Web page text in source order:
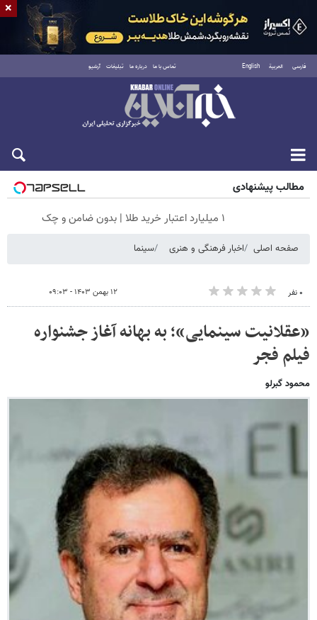
فارسی العربية English تماس با ما درباره ما تبلیغات آرشیو
جمعه ۱۶ مرداد ۱۴۰۵
مطالب پیشنهادی
۱ میلیارد اعتبار خرید طلا | بدون ضامن و چک
صفحه اصلی اخبار فرهنگی و هنری سینما
۰ نفر ۱۲ بهمن ۱۴۰۳ - ۰۹:۰۳
«عقلانیت سینمایی»؛ به بهانه آغاز جشنواره
فیلم فجر
محمود گبرلو
×